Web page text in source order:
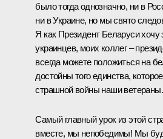
было тогда однозначно, ни в
ни в Украине, но мы свято
Я как Президент Беларуси хочу
украинцев, моих коллег –
всегда можете положиться на
достойны того единства,
страшной войны наши ветераны.
Самый главный урок из этой
вместе, мы непобедимы! Мы